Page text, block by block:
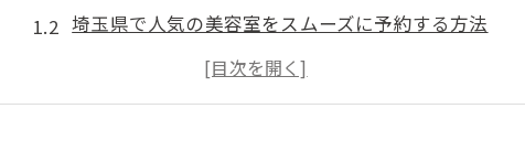
埼玉県で人気の美容室をスムーズに予約する方法
ホットペッパービューティーで美容室予約を効率化
埼玉美容室のランキング情報を活かす予約術